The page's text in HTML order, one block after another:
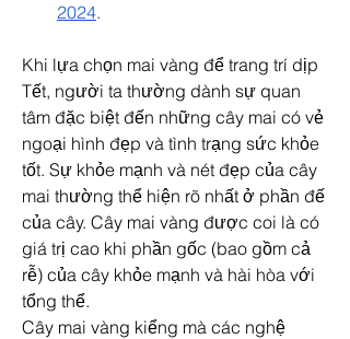
2024.
Khi lựa chọn mai vàng để trang trí dịp
Tết, người ta thường dành sự quan
tâm đặc biệt đến những cây mai có vẻ
ngoại hình đẹp và tình trạng sức khỏe
tốt. Sự khỏe mạnh và nét đẹp của cây
mai thường thể hiện rõ nhất ở phần đế
của cây. Cây mai vàng được coi là có
giá trị cao khi phần gốc (bao gồm cả
rễ) của cây khỏe mạnh và hài hòa với
tổng thể.
Cây mai vàng kiểng mà các nghệ